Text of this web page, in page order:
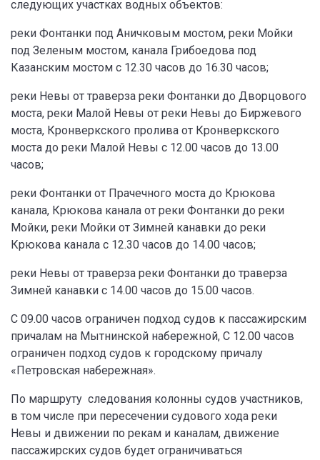
следующих участках водных объектов:
реки Фонтанки под Аничковым мостом, реки Мойки
под Зеленым мостом, канала Грибоедова под
Казанским мостом с 12.30 часов до 16.30 часов;
реки Невы от траверза реки Фонтанки до Дворцового
моста, реки Малой Невы от реки Невы до Биржевого
моста, Кронверкского пролива от Кронверкского
моста до реки Малой Невы с 12.00 часов до 13.00
часов;
реки Фонтанки от Прачечного моста до Крюкова
канала, Крюкова канала от реки Фонтанки до реки
Мойки, реки Мойки от Зимней канавки до реки
Крюкова канала с 12.30 часов до 14.00 часов;
реки Невы от траверза реки Фонтанки до траверза
Зимней канавки с 14.00 часов до 15.00 часов.
С 09.00 часов ограничен подход судов к пассажирским
причалам на Мытнинской набережной, С 12.00 часов
ограничен подход судов к городскому причалу
«Петровская набережная».
По маршруту следования колонны судов участников,
в том числе при пересечении судового хода реки
Невы и движении по рекам и каналам, движение
пассажирских судов будет ограничиваться